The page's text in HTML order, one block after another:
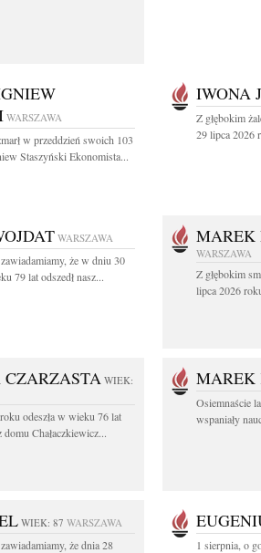
WARSZAWA
w przeddzień swoich 103
Staszyński Ekonomista...
IWONA
Z głębokim
29 lipca 2026
WARSZAWA
że w dniu 30
79 lat odszedł nasz...
MAREK
WARSZAWA
Z głębokim
lipca 2026
CZARZASTA WIEK:
odeszła w wieku 76 lat
Chałaczkiewicz...
MAREK
Osiemnaście
wspaniały
WIEK: 87 WARSZAWA
że dnia 28
1 sierpnia, o